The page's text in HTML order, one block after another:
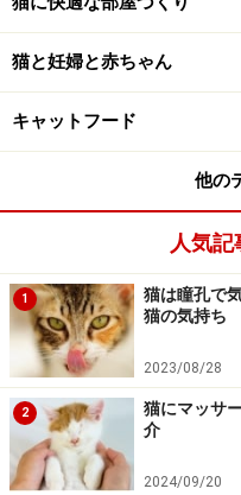
猫と妊婦と赤ちゃん
キャットフード
他の
人気記
1
猫は瞳孔で
猫の気持ち
2023/08/28
2
猫にマッサ
介
2024/09/20